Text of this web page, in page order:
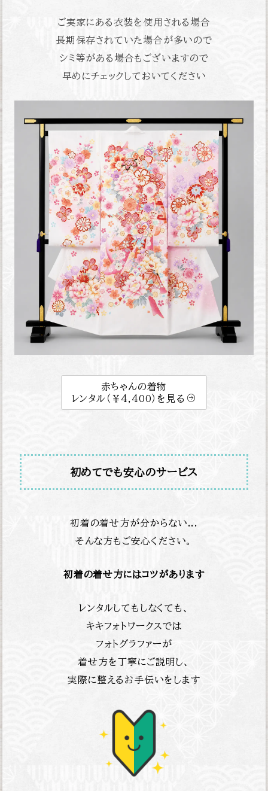
ご実家にある衣装を使用される場合
長期保存されていた場合が多いので
シミ等がある場合もございますので
早めにチェックしておいてください
赤ちゃんの着物
レンタル（￥4,400）を見る
初めてでも安心のサービス
初着の着せ方が分からない...
そんな方もご安心ください。
初着の着せ方にはコツがあります
レンタルしてもしなくても、
キキフォトワークスでは
フォトグラファーが
着せ方を丁寧にご説明し、
実際に整えるお手伝いをします